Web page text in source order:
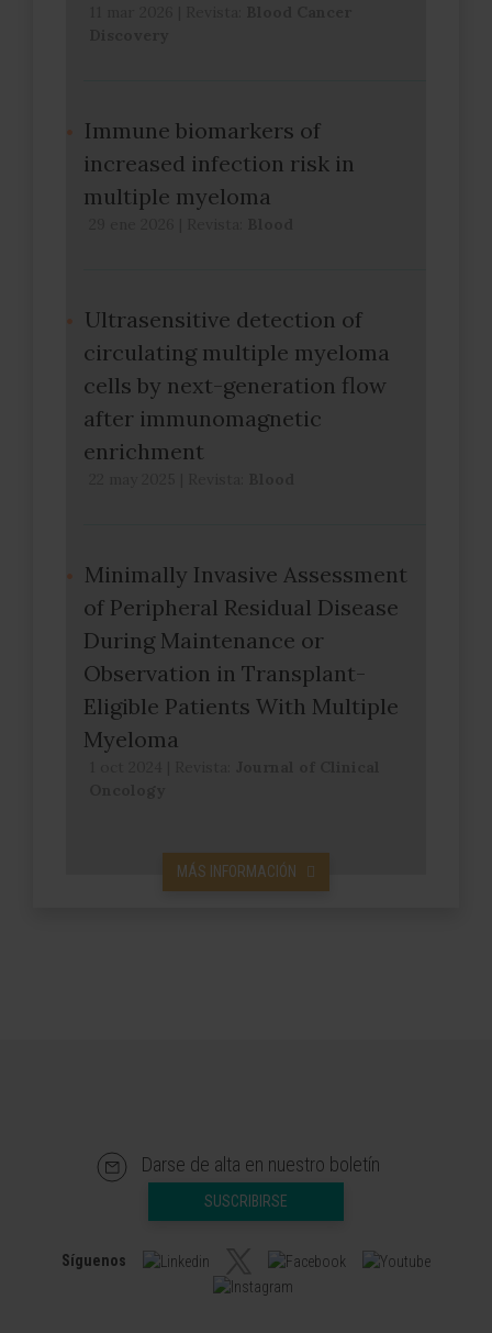
Immune biomarkers of
increased infection risk in
multiple myeloma
Ultrasensitive detection of
circulating multiple myeloma
cells by next-generation flow
after immunomagnetic
enrichment
Minimally Invasive Assessment
of Peripheral Residual Disease
During Maintenance or
Observation in Transplant-
Eligible Patients With Multiple
Myeloma
MÁS INFORMACIÓN
Darse de alta en nuestro boletín
SUSCRIBIRSE
Síguenos